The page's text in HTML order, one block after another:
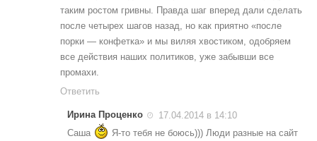
таким ростом гривны. Правда шаг вперед дали сделать
после четырех шагов назад, но как приятно «после
порки — конфетка» и мы виляя хвостиком, одобряем
все действия наших политиков, уже забывши все
промахи.
Ответить
Ирина Проценко
17.04.2014 в 14:10
Саша
Я-то тебя не боюсь))) Люди разные на сайт